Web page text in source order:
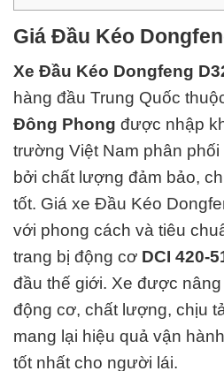
Giá Đầu Kéo
Xe Đầu Kéo Dongfeng
hàng đầu Trung Quốc
Đông Phong được nhập
trường Việt Nam phân
bởi chất lượng đảm bảo,
tốt. Giá xe Đầu Kéo
với phong cách và tiêu
trang bị động cơ DCI 420-
đầu thế giới. Xe được
động cơ, chất lượng, chịu
mang lại hiệu quả vận
tốt nhất cho người lái.